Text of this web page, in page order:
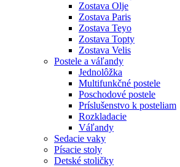
Zostava Olje
Zostava Paris
Zostava Teyo
Zostava Topty
Zostava Velis
Postele a váľandy
Jednolôžka
Multifunkčné postele
Poschodové postele
Príslušenstvo k posteliam
Rozkladacie
Váľandy
Sedacie vaky
Písacie stoly
Detské stoličky